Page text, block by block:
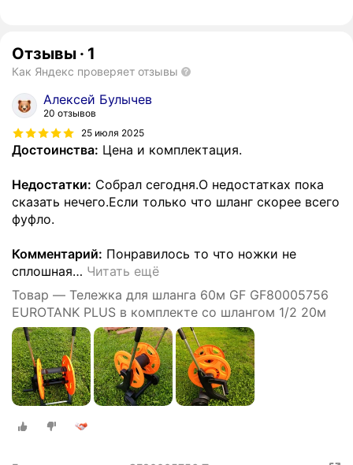
Отзывы · 1
Как Яндекс проверяет отзывы
Алексей Булычев
20 отзывов
25 июля 2025
Достоинства: Цена и комплектация.
Недостатки: Собрал сегодня.О недостатках пока
сказать нечего.Если только что шланг скорее всего
фуфло.
Комментарий: Понравилось то что ножки не
сплошная… Читать ещё
Товар — Тележка для шланга 60м GF GF80005756
EUROTANK PLUS в комплекте со шлангом 1/2 20м